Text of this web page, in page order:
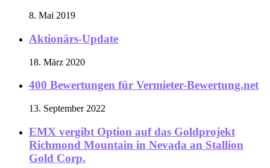
8. Mai 2019
Aktionärs-Update
18. März 2020
400 Bewertungen für Vermieter-Bewertung.net
13. September 2022
EMX vergibt Option auf das Goldprojekt
Richmond Mountain in Nevada an Stallion
Gold Corp.